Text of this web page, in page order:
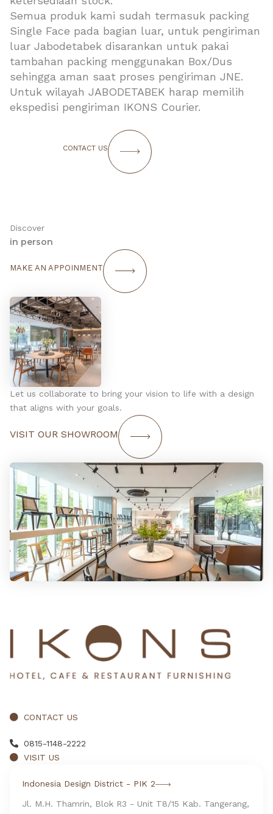
Semua produk kami sudah termasuk packing
Single Face pada bagian luar, untuk pengiriman
luar Jabodetabek disarankan untuk pakai
tambahan packing menggunakan Box/Dus
sehingga aman saat proses pengiriman JNE.
Untuk wilayah JABODETABEK harap memilih
ekspedisi pengiriman IKONS Courier.
CONTACT US
Discover
in person
MAKE AN APPOINMENT
Let us collaborate to bring your vision to life with a design
that aligns with your goals.
VISIT OUR SHOWROOM
CONTACT US
0815-1148-2222
VISIT US
Indonesia Design District - PIK 2
Jl. M.H. Thamrin, Blok R3 - Unit T8/15 Kab. Tangerang,